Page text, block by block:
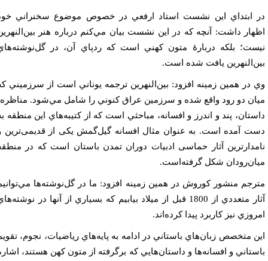
ابتداي اين نشست استاد ارفعي در خصوص موضوع سخنراني خود
داشت: آنچه كه در اين نشست بيان مي‌كنم درباره هنر بين‌النهرين
بلكه دربارۀ متون كهني است كه ردپاي آن، در گل‌نوشته‌هاي
يافت شده است.
در همين زمينه افزود: بين‌النهرين ترجمه يوناني است از سرزميني که
دو رود واقع شده و سرزمين عراق كنوني را شامل مي‌شود. مناظره،
پند و اندرز و افسانه، مباحثي است كه از كتيبه‌هاي اين منطقه به
آمده است. به عنوان مثال افسانه گيل‌گمش یکی از قدیمی‌ترین و
آثار حماسی ادبیات دوران تمدن باستان است که در منطقهٔ
شکل گرفته‌است.
منشور كوروش در همين زمينه افزود: ما در گل‌نوشته‌ها مي‌توانيم
آثار متعددي از 1800 قبل از ميلاد بيابيم كه بسياري از آنها در نوشته‌هاي
نيز كاربرد پيدا كرده‌اند.
متخصص زبان‌هاي باستاني در ادامه به پايه‌هاي رياضيات، نجوم، تقويم
و افسانه‌ها و داستان‌هايي كه برگرفته از متون كهن هستند، اشاره